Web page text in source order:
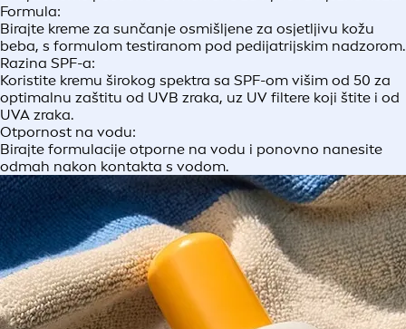
Formula:
Birajte kreme za sunčanje osmišljene za osjetljivu kožu
beba, s formulom testiranom pod pedijatrijskim nadzorom.
Razina SPF-a:
Koristite kremu širokog spektra sa SPF-om višim od 50 za
optimalnu zaštitu od UVB zraka, uz UV filtere koji štite i od
UVA zraka.
Otpornost na vodu:
Birajte formulacije otporne na vodu i ponovno nanesite
odmah nakon kontakta s vodom.